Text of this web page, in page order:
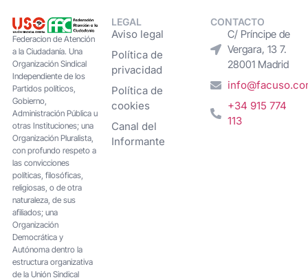
Federacion de Atención
a la Ciudadanía. Una
Organización Sindical
Independiente de los
Partidos políticos,
Gobierno,
Administración Pública u
otras Instituciones; una
Organización Pluralista,
con profundo respeto a
las convicciones
políticas, filosóficas,
religiosas, o de otra
naturaleza, de sus
afiliados; una
Organización
Democrática y
Autónoma dentro la
estructura organizativa
de la Unión Sindical
LEGAL
Aviso legal
Política de
privacidad
Política de
cookies
Canal del
Informante
CONTACTO
C/ Príncipe de
Vergara, 13 7.
28001 Madrid
+34 915 774
113